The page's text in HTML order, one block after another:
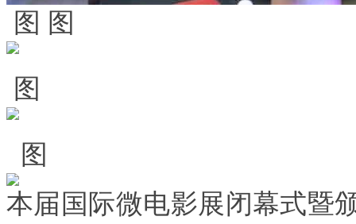
图 图
图
图
本届国际微电影展闭幕式暨